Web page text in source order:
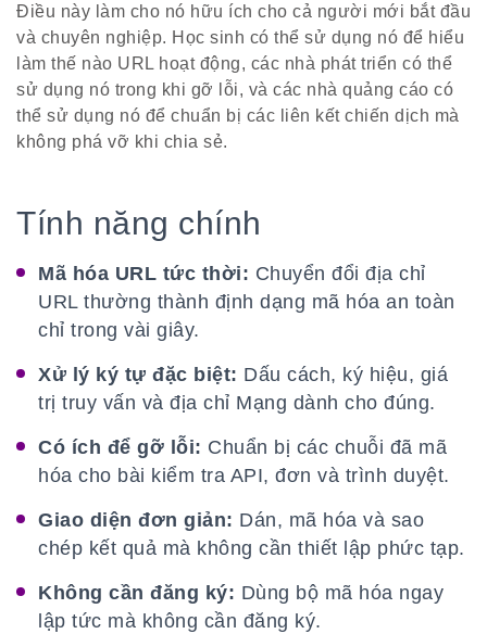
Điều này làm cho nó hữu ích cho cả người mới bắt đầu
và chuyên nghiệp. Học sinh có thể sử dụng nó để hiểu
làm thế nào URL hoạt động, các nhà phát triển có thể
sử dụng nó trong khi gỡ lỗi, và các nhà quảng cáo có
thể sử dụng nó để chuẩn bị các liên kết chiến dịch mà
không phá vỡ khi chia sẻ.
Tính năng chính
Mã hóa URL tức thời: Chuyển đổi địa chỉ
URL thường thành định dạng mã hóa an toàn
chỉ trong vài giây.
Xử lý ký tự đặc biệt: Dấu cách, ký hiệu, giá
trị truy vấn và địa chỉ Mạng dành cho đúng.
Có ích để gỡ lỗi: Chuẩn bị các chuỗi đã mã
hóa cho bài kiểm tra API, đơn và trình duyệt.
Giao diện đơn giản: Dán, mã hóa và sao
chép kết quả mà không cần thiết lập phức tạp.
Không cần đăng ký: Dùng bộ mã hóa ngay
lập tức mà không cần đăng ký.